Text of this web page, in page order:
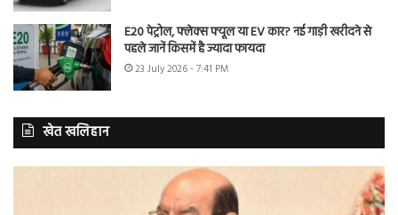
E20 पेट्रोल, फ्लेक्स फ्यूल या EV कार? नई गाड़ी खरीदने से
पहले जानें किसमें है ज्यादा फायदा
23 July 2026 - 7:41 PM
खेत खलिहान